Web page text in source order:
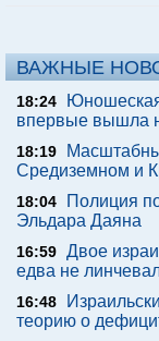
ВАЖНЫЕ
18:24
впервые вышла
18:19
Средиземном и
18:04
Полиция
Эльдара Даяна
16:59 Двое
едва не
16:48
теорию о